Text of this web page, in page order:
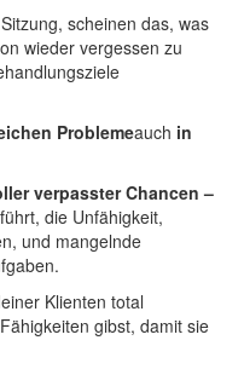
scheinen das, was
wieder vergessen zu
Problemeauch in
verpasster Chancen –
die Unfähigkeit,
und mangelnde
Klienten total
gibst, damit sie